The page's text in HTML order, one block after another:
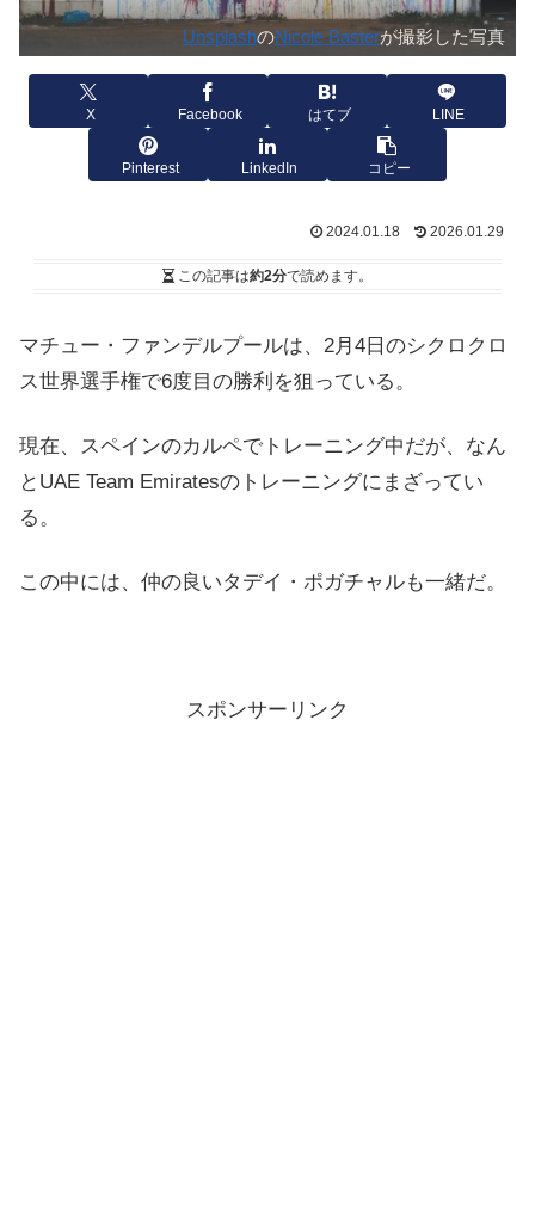
UnsplashのNicole Basterが撮影した写真
X Facebook はてブ LINE
Pinterest LinkedIn コピー
2024.01.18 2026.01.29
この記事は約2分で読めます。
マチュー・ファンデルプールは、2月4日のシクロクロ
ス世界選手権で6度目の勝利を狙っている。
現在、スペインのカルペでトレーニング中だが、なん
とUAE Team Emiratesのトレーニングにまざってい
る。
この中には、仲の良いタデイ・ポガチャルも一緒だ。
スポンサーリンク